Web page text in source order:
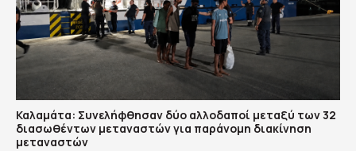
Καλαμάτα: Συνελήφθησαν δύο αλλοδαποί μεταξύ των 32
διασωθέντων μεταναστών για παράνομη διακίνηση
μεταναστών